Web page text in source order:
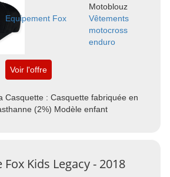
Motoblouz
Equipement Fox
Vêtements
motocross
enduro
Voir l'offre
Casquette : Casquette fabriquée en
(2%) Modèle enfant
Kids Legacy - 2018